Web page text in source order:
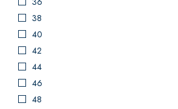
38
40
42
44
46
48